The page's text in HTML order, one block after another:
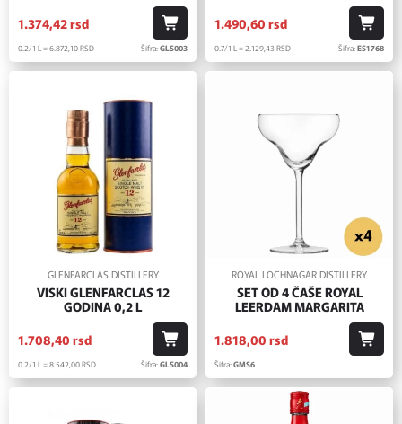
1.374,42rsd
0.2/1 L = 6.872,10RSD Šifra:GLS003
1.490,60 rsd
0.7/1 L = 2.129,43 RSD Šifra:ES1768
GLENFARCLAS DISTILLERY
VISKI GLENFARCLAS 12
GODINA 0,2 L
1.708,40 rsd
0.2/1 L = 8.542,00RSD Šifra:GLS004
ROYAL LOCHNAGAR DISTILLERY
SET OD 4 ČAŠE ROYAL
LEERDAM MARGARITA
1.818,00 rsd
Šifra:GMS6